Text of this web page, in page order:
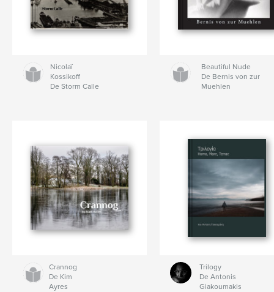
Nicolaï
Kossikoff
De Storm Calle
Beautiful Nude
De Bernis von zur
Muehlen
Crannog
De Kim
Ayres
Trilogy
De Antonis
Giakoumakis